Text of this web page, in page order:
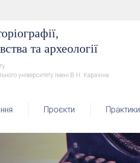
та археології
університету імені В.Н. Каразіна
Проєкти Практики